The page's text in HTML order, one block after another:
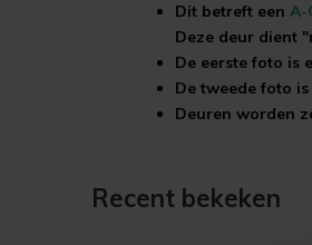
Dit betreft een A-
Deze deur dient
De eerste foto is
De tweede foto
Deuren worden
Recent bekeken